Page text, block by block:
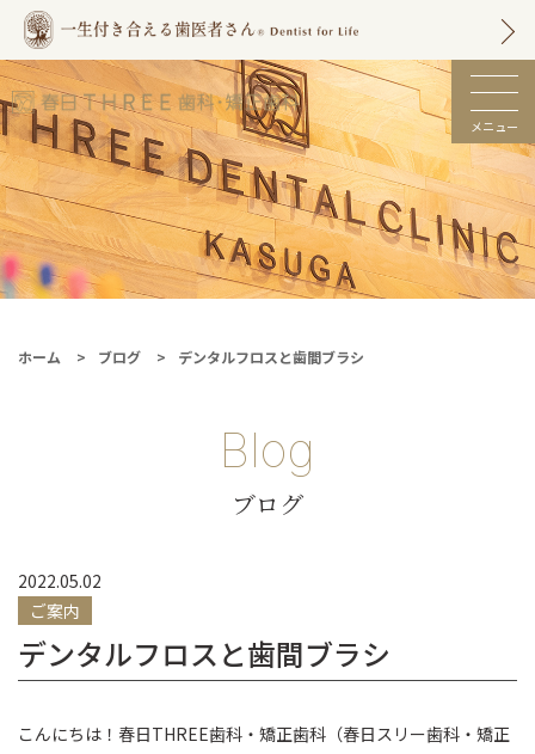
春日市の歯医者 |
春日THREE歯科・
矯正歯科【土日も
診療】
メニュー
ホーム ブログ デンタルフロスと歯間ブラシ
Blog
ブログ
2022.05.02
ご案内
デンタルフロスと歯間ブラシ
こんにちは！春日THREE歯科・矯正歯科（春日スリー歯科・矯正